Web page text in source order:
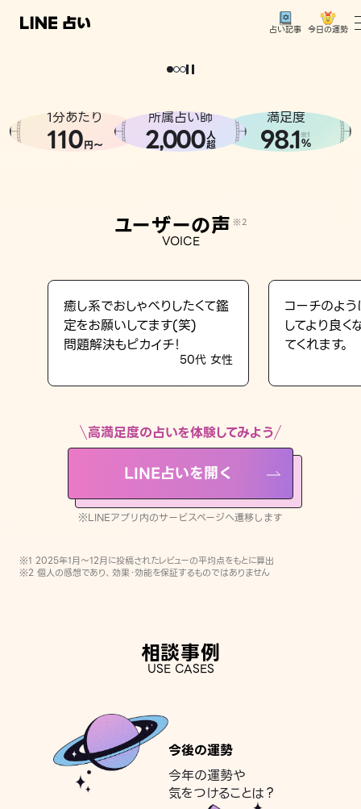
占い記事 今日の運勢
相談事例
占い記事
LINE占いを開く
※LINEアプリ内のサービスページへ遷移します
どうせなら
。
1分あたり
110円〜
所属占い師
2,000人
超
満足度
98.1※1
%
ユーザーの声 ※2
VOICE
癒し系でおしゃべりしたくて鑑
定をお願いしてます(笑)
問題解決もピカイチ！
50代 女性
コーチのよ
してより良
てくれます。
高満足度の占いを体験してみよう
LINE占いを開く
※LINEアプリ内のサービスページへ遷移します
※1 2025年1月〜12月に投稿されたレビューの平均点をもとに算出
※2 個人の感想であり、効果・効能を保証するものではありません
相談事例
USE CASES
今後の運勢
今年の運勢や
気をつけることは？